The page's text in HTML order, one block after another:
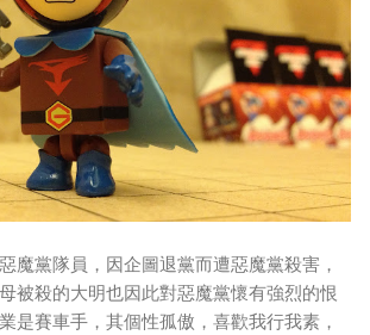
魔黨隊員，因企圖退黨而遭惡魔黨殺害，
被殺的大明也因此對惡魔黨懷有強烈的恨
是賽車手，其個性孤傲，喜歡我行我素，